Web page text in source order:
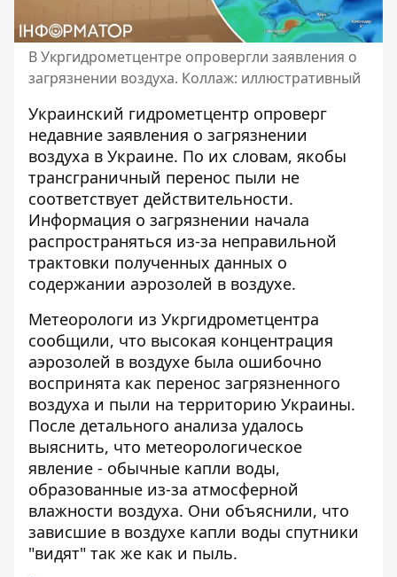
В Укргидрометцентре опровергли заявления о
загрязнении воздуха. Коллаж: иллюстративный
Украинский гидрометцентр опроверг
недавние заявления о загрязнении
воздуха в Украине. По их словам, якобы
трансграничный перенос пыли не
соответствует действительности.
Информация о загрязнении начала
распространяться из-за неправильной
трактовки полученных данных о
содержании аэрозолей в воздухе.
Метеорологи из Укргидрометцентра
сообщили, что высокая концентрация
аэрозолей в воздухе была ошибочно
воспринята как перенос загрязненного
воздуха и пыли на территорию Украины.
После детального анализа удалось
выяснить, что метеорологическое
явление - обычные капли воды,
образованные из-за атмосферной
влажности воздуха. Они объяснили, что
зависшие в воздухе капли воды спутники
"видят" так же как и пыль.